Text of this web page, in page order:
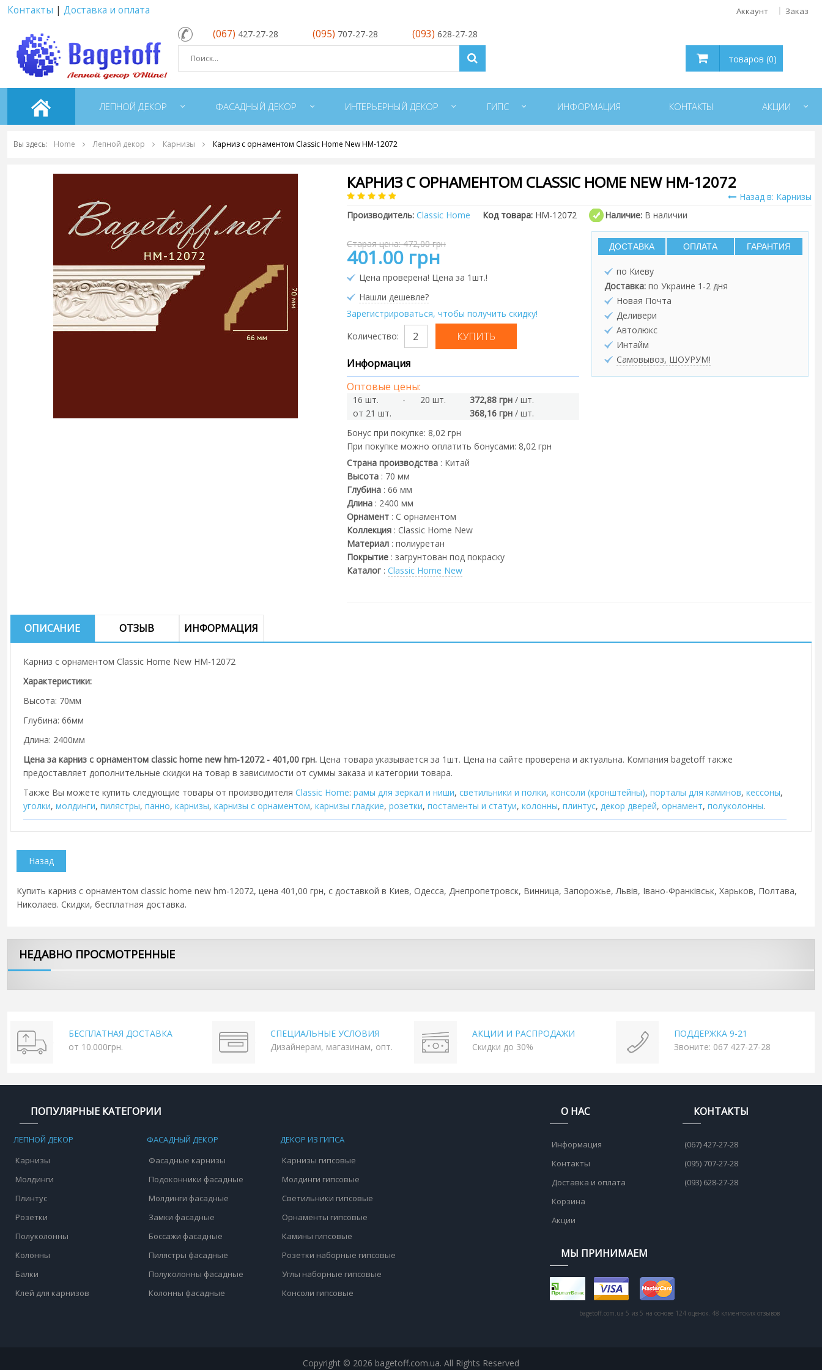
Контакты | Доставка и оплата Аккаунт Заказ
(067) 427-27-28 (095) 707-27-28 (093) 628-27-28
товаров (0)
ЛЕПНОЙ ДЕКОР ФАСАДНЫЙ ДЕКОР ИНТЕРЬЕРНЫЙ ДЕКОР ГИПС ИНФОРМАЦИЯ КОНТАКТЫ АКЦИИ
Вы здесь: Home Лепной декор Карнизы Карниз с орнаментом Classic Home New HM-12072
КАРНИЗ С ОРНАМЕНТОМ CLASSIC HOME NEW HM-12072
Назад в: Карнизы
Производитель: Classic Home Код товара: HM-12072 Наличие: В наличии
Старая цена: 472,00 грн
401.00 грн
Цена проверена! Цена за 1шт.!
Нашли дешевле?
Зарегистрироваться, чтобы получить скидку!
Количество:
Информация
Оптовые цены:
16 шт. - 20 шт. 372,88 грн / шт.
от 21 шт.
368,16 грн / шт.
Бонус при покупке: 8,02 грн
При покупке можно оплатить бонусами: 8,02 грн
Страна производства: Китай
Высота: 70 мм
Глубина: 66 мм
Длина: 2400 мм
Орнамент: С орнаментом
Коллекция: Classic Home New
Материал: полиуретан
Покрытие: загрунтован под покраску
Каталог: Classic Home New
ДОСТАВКА ОПЛАТА ГАРАНТИЯ
по Киеву
Доставка: по Украине 1-2 дня
Новая Почта
Деливери
Автолюкс
Интайм
Самовывоз, ШОУРУМ!
ОПИСАНИЕ ОТЗЫВ ИНФОРМАЦИЯ
Карниз с орнаментом Classic Home New HM-12072
Характеристики:
Высота: 70мм
Глубина: 66мм
Длина: 2400мм
Цена за карниз с орнаментом classic home new hm-12072 - 401,00 грн. Цена товара указывается за 1шт. Цена на сайте проверена и актуальна. Компания bagetoff также
предоставляет дополнительные скидки на товар в зависимости от суммы заказа и категории товара.
Также Вы можете купить следующие товары от производителя Classic Home: рамы для зеркал и ниши, cветильники и полки, консоли (кронштейны), порталы для каминов, кессоны,
уголки, молдинги, пилястры, панно, карнизы, карнизы с орнаментом, карнизы гладкие, розетки, постаменты и статуи, колонны, плинтус, декор дверей, орнамент, полуколонны.
Купить карниз с орнаментом classic home new hm-12072, цена 401,00 грн, с доставкой в Киев, Одесса, Днепропетровск, Винница, Запорожье, Львів, Івано-Франківськ, Харьков, Полтава,
Николаев. Скидки, бесплатная доставка.
НЕДАВНО ПРОСМОТРЕННЫЕ
БЕСПЛАТНАЯ ДОСТАВКА
от 10.000грн.
СПЕЦИАЛЬНЫЕ УСЛОВИЯ
Дизайнерам, магазинам, опт.
АКЦИИ И РАСПРОДАЖИ
Скидки до 30%
ПОДДЕРЖКА 9-21
Звоните: 067 427-27-28
ПОПУЛЯРНЫЕ КАТЕГОРИИ
ЛЕПНОЙ ДЕКОР
Карнизы
Молдинги
Плинтус
Розетки
Полуколонны
Колонны
Балки
Клей для карнизов
ФАСАДНЫЙ ДЕКОР
Фасадные карнизы
Подоконники фасадные
Молдинги фасадные
Замки фасадные
Боссажи фасадные
Пилястры фасадные
Полуколонны фасадные
Колонны фасадные
ДЕКОР ИЗ ГИПСА
Карнизы гипсовые
Молдинги гипсовые
Светильники гипсовые
Орнаменты гипсовые
Камины гипсовые
Розетки наборные гипсовые
Углы наборные гипсовые
Консоли гипсовые
О НАС
Информация
Контакты
Доставка и оплата
Корзина
Акции
КОНТАКТЫ
(067) 427-27-28
(095) 707-27-28
(093) 628-27-28
МЫ ПРИНИМАЕМ
bagetoff.com.ua 5 из 5 на основе 124оценок. 48 клиентских отзывов
Copyright © 2026 bagetoff.com.ua. All Rights Reserved